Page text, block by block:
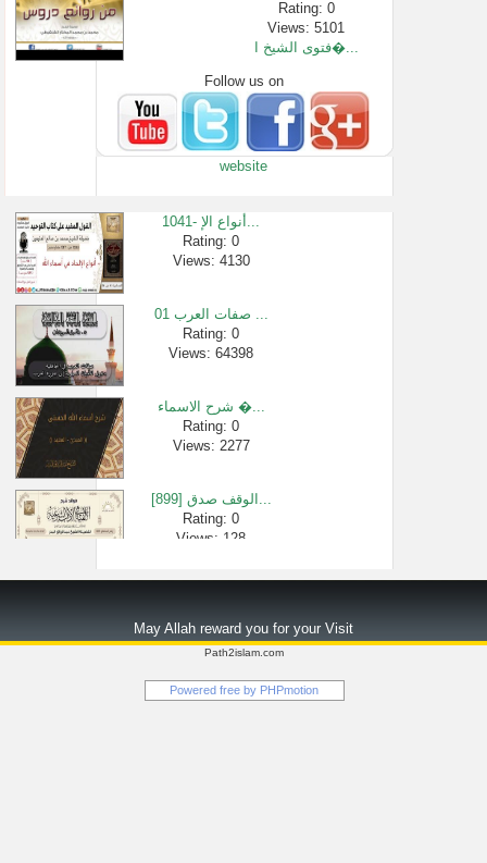
Rating: 0
Views: 5101
فتوى الشيخ ا�...
Rating: 0
Views: 2427
حكم قول إن ش�...
Rating: 0
Follow us on
website
1041- أنواع الإ...
Rating: 0
Views: 4130
01 صفات العرب ...
Rating: 0
Views: 64398
شرح الاسماء �...
Rating: 0
Views: 2277
[899] الوقف صدق...
Rating: 0
Views: 128
Views: 9839
الدورة التأه...
Rating: 0
May Allah reward you for your Visit
Path2islam.com
Powered free by PHPmotion